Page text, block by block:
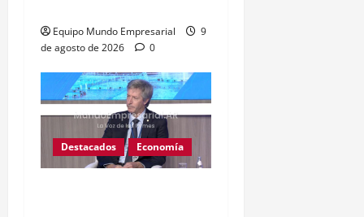
Equipo Mundo Empresarial
9
de agosto de 2026
0
Destacados Economía